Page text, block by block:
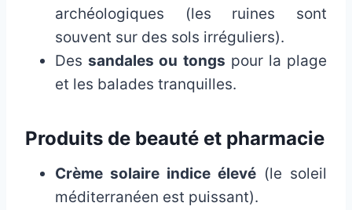
archéologiques (les ruines sont
souvent sur des sols irréguliers).
Dessandales ou tongs pour la plage
et les balades tranquilles.
Produits de beauté et pharmacie
Crème solaire indice élevé (le soleil
méditerranéen est puissant).